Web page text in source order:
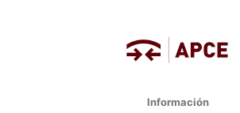
Información